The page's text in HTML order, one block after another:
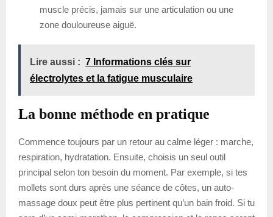
muscle précis, jamais sur une articulation ou une
zone douloureuse aiguë.
Lire aussi : 7 Informations clés sur
électrolytes et la fatigue musculaire
La bonne méthode en pratique
Commence toujours par un retour au calme léger : marche,
respiration, hydratation. Ensuite, choisis un seul outil
principal selon ton besoin du moment. Par exemple, si tes
mollets sont durs après une séance de côtes, un auto-
massage doux peut être plus pertinent qu’un bain froid. Si tu